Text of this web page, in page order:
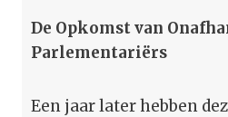
De Opkomst van
Parlementariërs
Een jaar later hebben